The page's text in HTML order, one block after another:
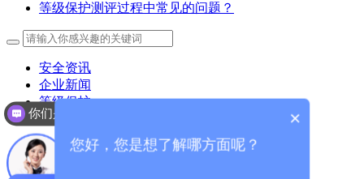
等级保护测评过程中常见的问题？
安全资讯
企业新闻
等级保护
等保2.0
风险评估
信息系统安全
你们是怎么收费的呢？ ×
您好，您是想了解哪方面呢？